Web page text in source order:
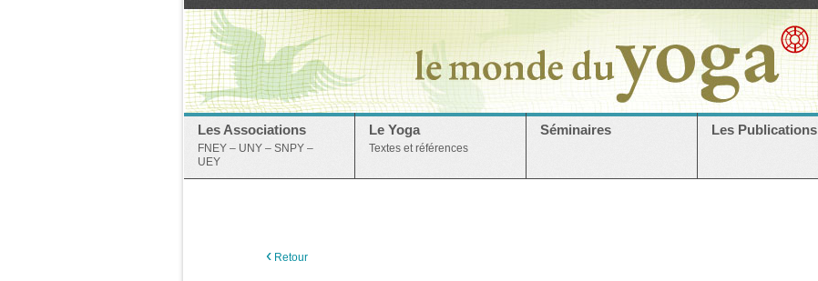
Les Associations
FNEY – UNY – SNPY –
UEY
Le Yoga
Textes et références
Séminaires Les Publications
‹ Retour